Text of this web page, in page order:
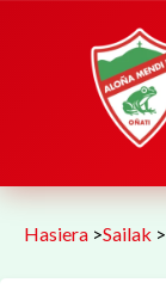
Hasiera >Sailak >